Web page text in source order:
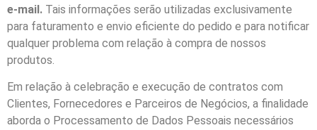
e-mail. Tais informações serão utilizadas exclusivamente
para faturamento e envio eficiente do pedido e para notificar
qualquer problema com relação à compra de nossos
produtos.
Em relação à celebração e execução de contratos com
Clientes, Fornecedores e Parceiros de Negócios, a finalidade
aborda o Processamento de Dados Pessoais necessários